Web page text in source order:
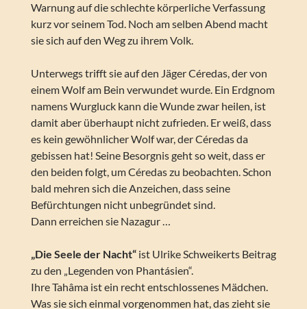
Warnung auf die schlechte körperliche Verfassung
kurz vor seinem Tod. Noch am selben Abend macht
sie sich auf den Weg zu ihrem Volk.
Unterwegs trifft sie auf den Jäger Céredas, der von
einem Wolf am Bein verwundet wurde. Ein Erdgnom
namens Wurgluck kann die Wunde zwar heilen, ist
damit aber überhaupt nicht zufrieden. Er weiß, dass
es kein gewöhnlicher Wolf war, der Céredas da
gebissen hat! Seine Besorgnis geht so weit, dass er
den beiden folgt, um Céredas zu beobachten. Schon
bald mehren sich die Anzeichen, dass seine
Befürchtungen nicht unbegründet sind.
Dann erreichen sie Nazagur …
„Die Seele der Nacht“ist Ulrike Schweikerts Beitrag
zu den „Legenden von Phantásien“.
Ihre Tahâma ist ein recht entschlossenes Mädchen.
Was sie sich einmal vorgenommen hat, das zieht sie